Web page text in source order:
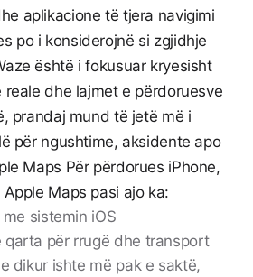
aplikacione të tjera navigimi
po i konsiderojnë si zgjidhje
është i fokusuar kryesisht
reale dhe lajmet e përdoruesve
prandaj mund të jetë më i
për ngushtime, aksidente apo
Maps Për përdorues iPhone,
Maps pasi ajo ka:
sistemin iOS
qarta për rrugë dhe transport
dikur ishte më pak e saktë,